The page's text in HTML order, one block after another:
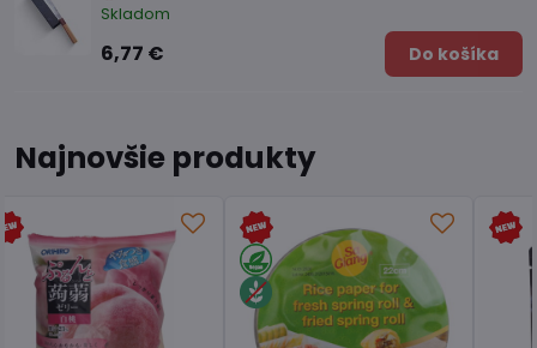
Skladom
6,77 € Do košíka
Najnovšie produkty